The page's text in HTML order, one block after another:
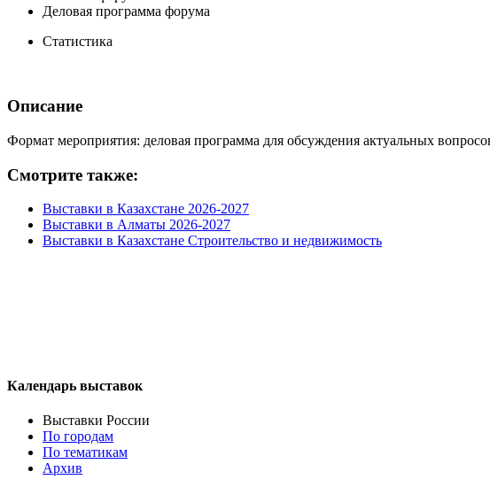
Деловая программа форума
Статистика
Описание
Формат мероприятия: деловая программа для обсуждения актуальных
Смотрите также:
Выставки в Казахстане 2026-2027
Выставки в Алматы 2026-2027
Выставки в Казахстане Строительство и недвижимость
Календарь выставок
Выставки России
По городам
По тематикам
Архив